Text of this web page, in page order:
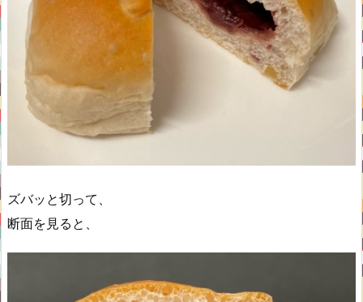
ズバッと切って、
断面を見ると、